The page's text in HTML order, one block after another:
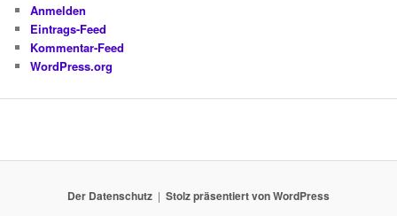
Anmelden
Eintrags-Feed
Kommentar-Feed
WordPress.org
Der Datenschutz Stolz präsentiert von WordPress